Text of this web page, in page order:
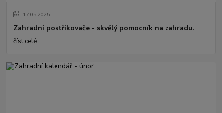
17.05.2025
Zahradní postřikovače - skvělý pomocník na zahradu.
číst celé